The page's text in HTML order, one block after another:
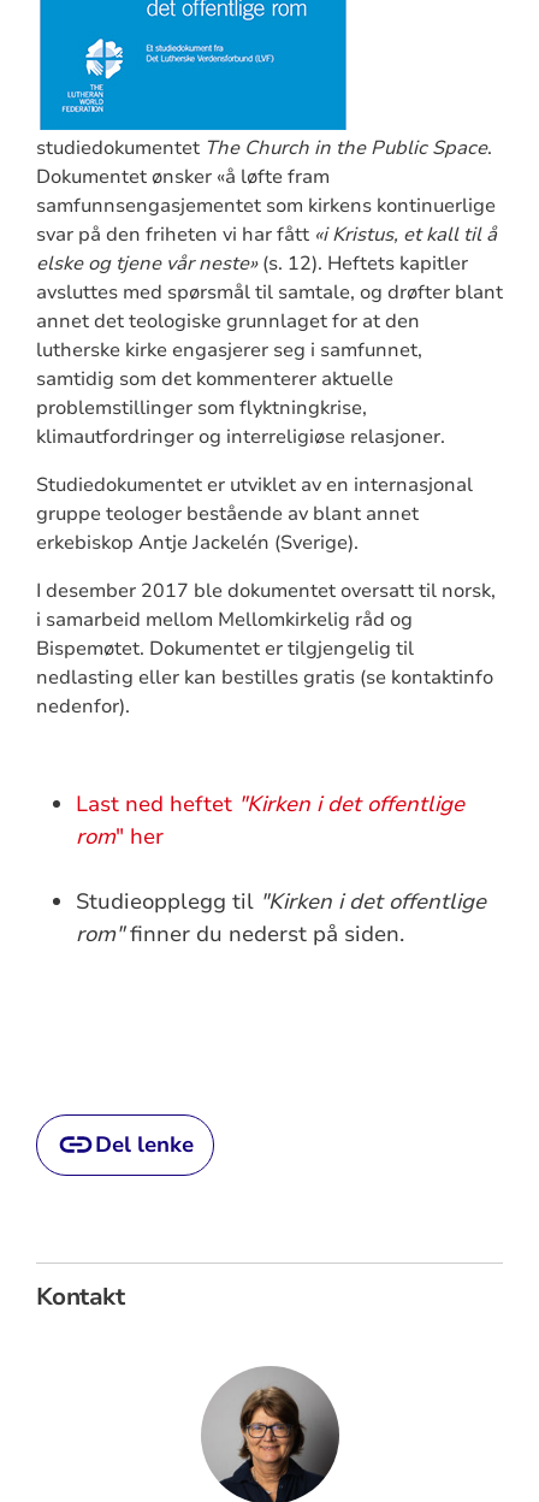
studiedokumentet The Church in the Public Space.
Dokumentet ønsker «å løfte fram
samfunnsengasjementet som kirkens kontinuerlige
svar på den friheten vi har fått «i Kristus, et kall til å
elske og tjene vår neste»(s. 12). Heftets kapitler
avsluttes med spørsmål til samtale, og drøfter blant
annet det teologiske grunnlaget for at den
lutherske kirke engasjerer seg i samfunnet,
samtidig som det kommenterer aktuelle
problemstillinger som flyktningkrise,
klimautfordringer og interreligiøse relasjoner.
Studiedokumentet er utviklet av en internasjonal
gruppe teologer bestående av blant annet
erkebiskop Antje Jackelén (Sverige).
I desember 2017 ble dokumentet oversatt til norsk,
i samarbeid mellom Mellomkirkelig råd og
Bispemøtet. Dokumentet er tilgjengelig til
nedlasting eller kan bestilles gratis (se kontaktinfo
nedenfor).
Last ned heftet "Kirken i det offentlige
rom" her
Studieopplegg til "Kirken i det offentlige
rom"finner du nederst på siden.
Del lenke
Kontakt